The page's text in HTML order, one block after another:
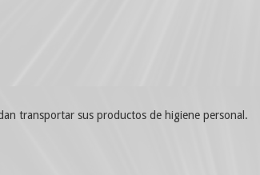
transportar sus productos de higiene personal.